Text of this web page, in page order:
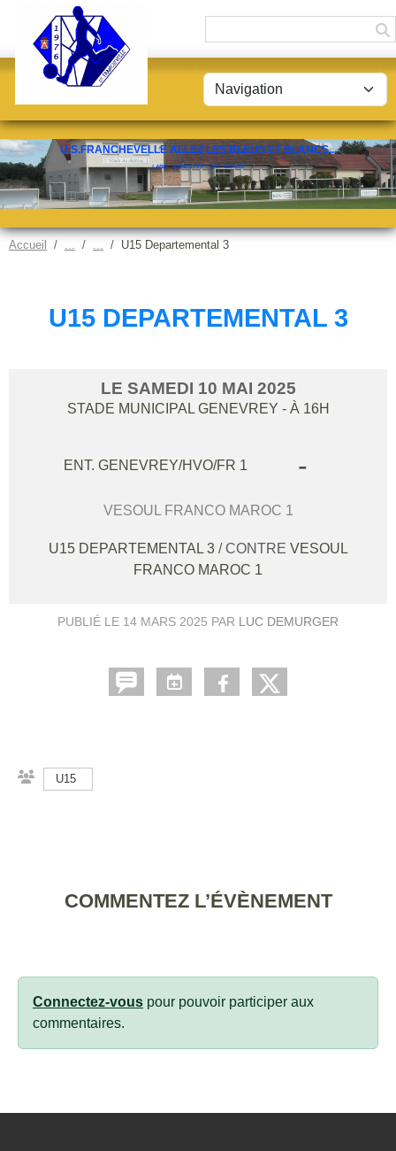
U.S.FRANCHEVELLE ALLEZ LES BLEUS ET BLANCS...
LABEL JEUNES FFF - CAT. ESPOIR
Accueil U15 Departemental 3
U15 DEPARTEMENTAL 3
LE SAMEDI 10 MAI 2025
STADE MUNICIPAL GENEVREY - À 16H
ENT. GENEVREY/HVO/FR 1 -
VESOUL FRANCO MAROC 1
U15 DEPARTEMENTAL 3 / CONTRE VESOUL
FRANCO MAROC 1
PUBLIÉ LE 14 MARS 2025 PAR LUC DEMURGER
U15
COMMENTEZ L’ÉVÈNEMENT
Connectez-vous pour pouvoir participer aux
commentaires.
Panneau de gestion des cookies